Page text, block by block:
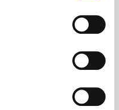
blijft behouden op